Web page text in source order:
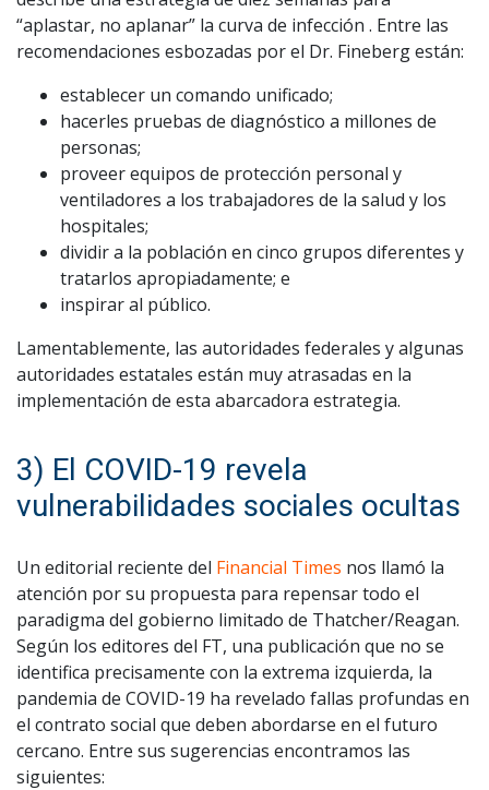
“aplastar, no aplanar” la curva de infección . Entre las
recomendaciones esbozadas por el Dr. Fineberg están:
establecer un comando unificado;
hacerles pruebas de diagnóstico a millones de
personas;
proveer equipos de protección personal y
ventiladores a los trabajadores de la salud y los
hospitales;
dividir a la población en cinco grupos diferentes y
tratarlos apropiadamente; e
inspirar al público.
Lamentablemente, las autoridades federales y algunas
autoridades estatales están muy atrasadas en la
implementación de esta abarcadora estrategia.
3) El COVID-19 revela
vulnerabilidades sociales ocultas
Un editorial reciente del Financial Times nos llamó la
atención por su propuesta para repensar todo el
paradigma del gobierno limitado de Thatcher/Reagan.
Según los editores del FT, una publicación que no se
identifica precisamente con la extrema izquierda, la
pandemia de COVID-19 ha revelado fallas profundas en
el contrato social que deben abordarse en el futuro
cercano. Entre sus sugerencias encontramos las
siguientes: